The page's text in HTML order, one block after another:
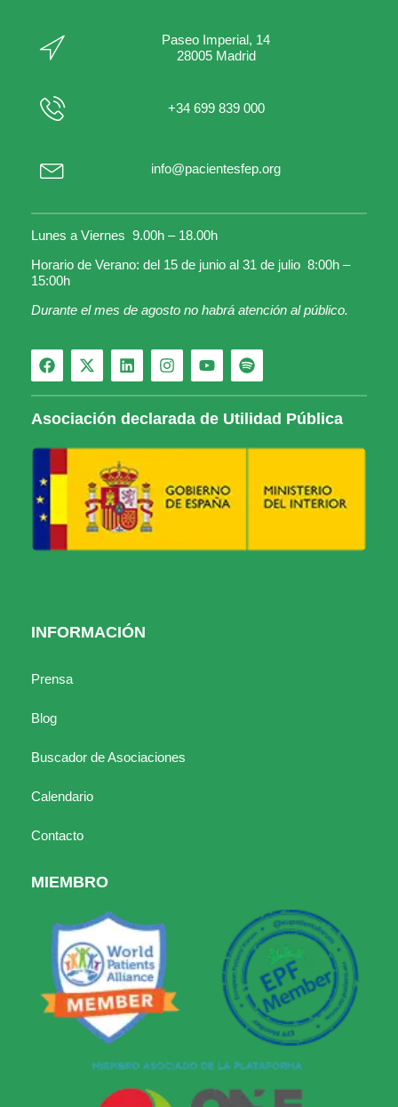
Paseo Imperial, 14
28005 Madrid
+34 699 839 000
info@pacientesfep.org
Lunes a Viernes 9.00h – 18.00h
Horario de Verano: del 15 de junio al 31 de julio 8:00h –
15:00h
Durante el mes de agosto no habrá atención al público.
Asociación declarada de Utilidad Pública
INFORMACIÓN
Prensa
Blog
Buscador de Asociaciones
Calendario
Contacto
MIEMBRO